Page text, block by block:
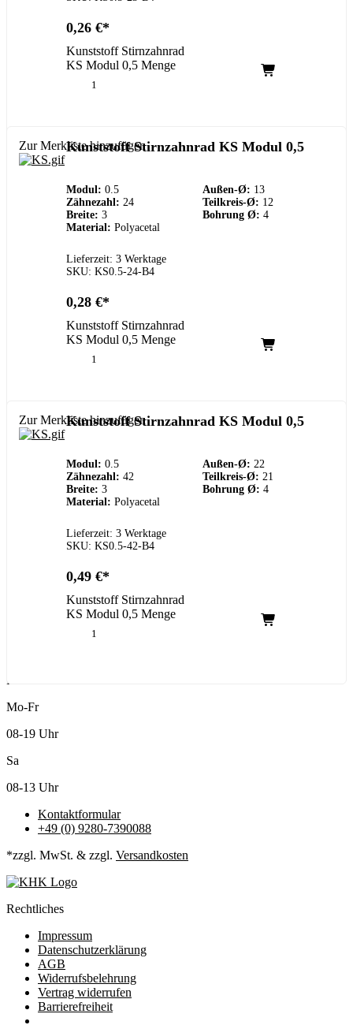
0,26 €
Kunststoff Stirnzahnrad
KS Modul 0,5 Menge
Zur Merkliste hinzufügen
Kunststoff Stirnzahnrad KS Modul 0,5
Modul: 0.5 Außen-Ø: 13
Zähnezahl: 24 Teilkreis-Ø: 12
Breite: 3 Bohrung Ø: 4
Material: Polyacetal
Lieferzeit: 3 Werktage
SKU: KS0.5-24-B4
0,28 €
Kunststoff Stirnzahnrad
KS Modul 0,5 Menge
Zur Merkliste hinzufügen
Kunststoff Stirnzahnrad KS Modul 0,5
Modul: 0.5 Außen-Ø: 22
Zähnezahl: 42 Teilkreis-Ø: 21
Breite: 3 Bohrung Ø: 4
Material: Polyacetal
Lieferzeit: 3 Werktage
SKU: KS0.5-42-B4
0,49 €
Kunststoff Stirnzahnrad
KS Modul 0,5 Menge
Kundenservice
Mo-Fr
08-19 Uhr
Sa
08-13 Uhr
Kontaktformular
+49 (0) 9280-7390088
*zzgl. MwSt. & zzgl. Versandkosten
Rechtliches
Impressum
Datenschutzerklärung
AGB
Widerrufsbelehrung
Vertrag widerrufen
Barrierefreiheit